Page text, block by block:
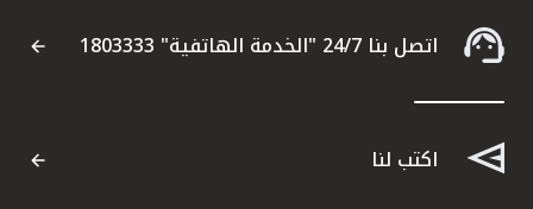
اتصل بنا 24/7 "الخدمة الهاتفية" 1803333
اكتب لنا